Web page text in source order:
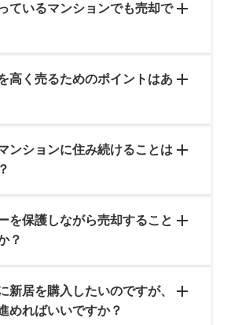
ているマンションでも売却で
高く売るためのポイントはあ
ンションに住み続けることは
を保護しながら売却すること
？
新居を購入したいのですが、
めればいいですか？